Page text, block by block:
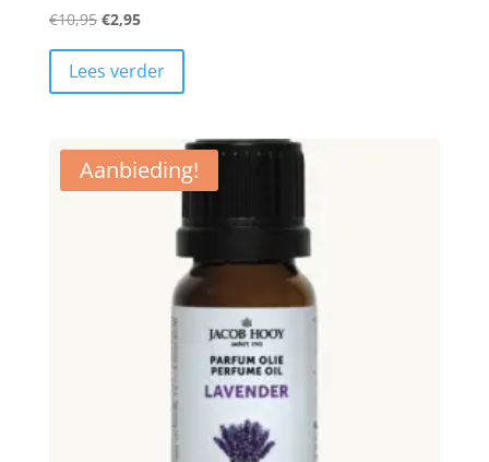
€10,95 Oorspronkelijke
was:
€10,95.
€2,95Huidige
is:
€2,95.
Lees verder
Aanbieding!